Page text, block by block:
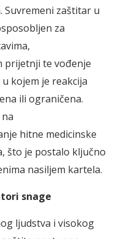
zaštitar u
za
prijetnji te vođenje
kojem je reakcija
ili ograničena.
hitne medicinske
što je postalo ključno
nasiljem kartela.
snage
ljudstva i visokog